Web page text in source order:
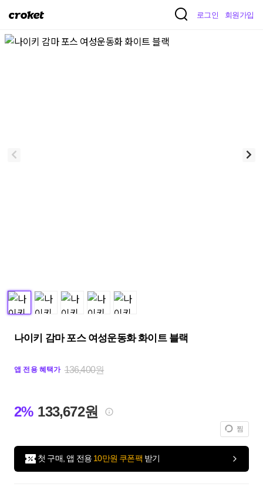
크
켓
로그인 회원가입
나이키 감마 포스 여성운동화 화이트 블랙
앱 전용 혜택가 136,400원
2% 133,672원
찜
첫 구매, 앱 전용 10만원 쿠폰팩 받기